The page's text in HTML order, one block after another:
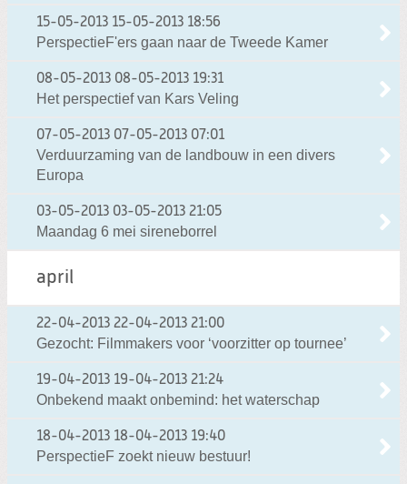
15-05-2013 15-05-2013 18:56
PerspectieF'ers gaan naar de Tweede Kamer
08-05-2013 08-05-2013 19:31
Het perspectief van Kars Veling
07-05-2013 07-05-2013 07:01
Verduurzaming van de landbouw in een divers
Europa
03-05-2013 03-05-2013 21:05
Maandag 6 mei sireneborrel
april
22-04-2013 22-04-2013 21:00
Gezocht: Filmmakers voor ‘voorzitter op tournee’
19-04-2013 19-04-2013 21:24
Onbekend maakt onbemind: het waterschap
18-04-2013 18-04-2013 19:40
PerspectieF zoekt nieuw bestuur!